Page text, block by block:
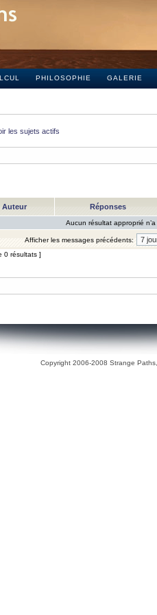
PHILOSOPHIE GALERIE
les sujets actifs
Auteur Réponses
Aucun résultat approprié n’a
Afficher les messages précédents:
0 résultats ]
Copyright 2006-2008 Strange